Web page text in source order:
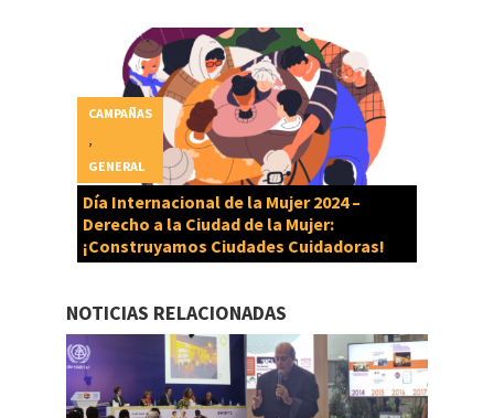
Día Internacional de la Mujer 2024 –
Derecho a la Ciudad de la Mujer:
¡Construyamos Ciudades Cuidadoras!
CAMPAÑAS
GENERAL
NOTICIAS RELACIONADAS